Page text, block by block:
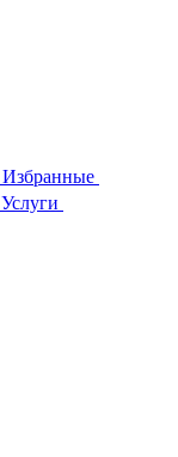
Избранные
Услуги